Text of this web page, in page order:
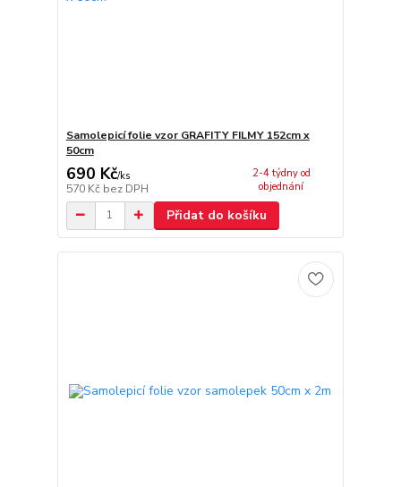
Samolepicí folie vzor GRAFITY FILMY 152cm x
50cm
690 Kč/ks
570 Kč bez DPH
2-4 týdny od
objednání
Přidat do košíku